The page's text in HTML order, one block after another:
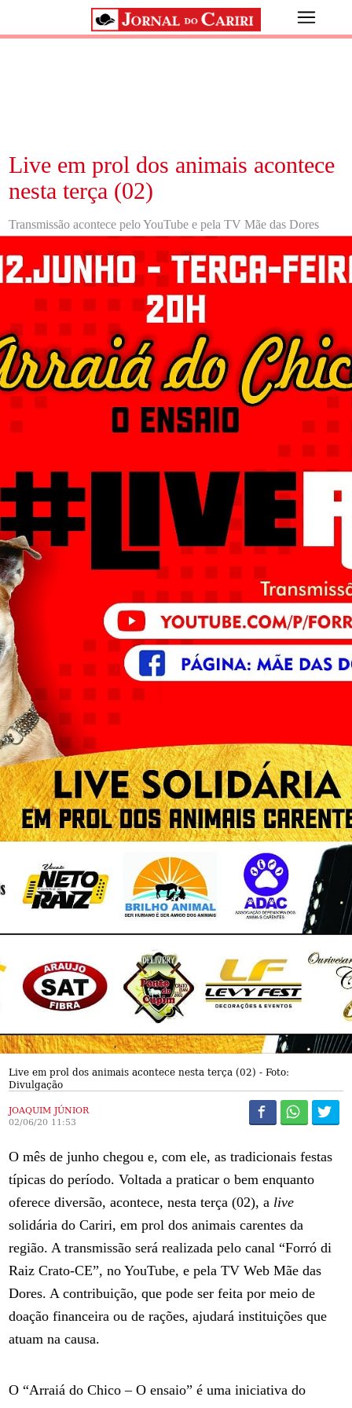
Live em prol dos animais acontece
nesta terça (02)
Transmissão acontece pelo YouTube e pela TV Mãe das Dores
Live em prol dos animais acontece nesta terça (02) - Foto:
Divulgação
JOAQUIM JÚNIOR
02/06/20 11:53
O mês de junho chegou e, com ele, as tradicionais festas
típicas do período. Voltada a praticar o bem enquanto
oferece diversão, acontece, nesta terça (02), a live
solidária do Cariri, em prol dos animais carentes da
região. A transmissão será realizada pelo canal “Forró di
Raiz Crato-CE”, no YouTube, e pela TV Web Mãe das
Dores. A contribuição, que pode ser feita por meio de
doação financeira ou de rações, ajudará instituições que
atuam na causa.
O “Arraiá do Chico – O ensaio” é uma iniciativa do